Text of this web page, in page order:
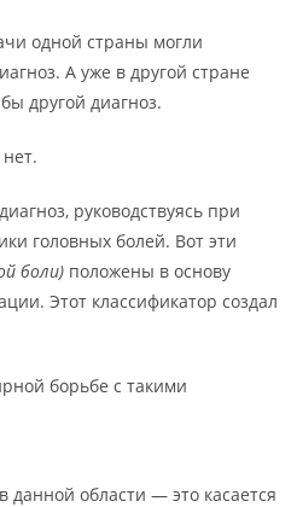
одной страны могли
А уже в другой стране
другой диагноз.
руководствуясь при
головных болей. Вот эти
боли) положены в основу
Этот классификатор создал
борьбе с такими
области — это касается